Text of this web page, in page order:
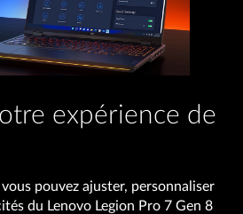
expérience de
pouvez ajuster, personnaliser
du Lenovo Legion Pro 7 Gen 8